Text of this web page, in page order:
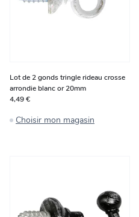
Lot de 2 gonds tringle rideau crosse
arrondie blanc or 20mm
4,49 €
Choisir mon magasin